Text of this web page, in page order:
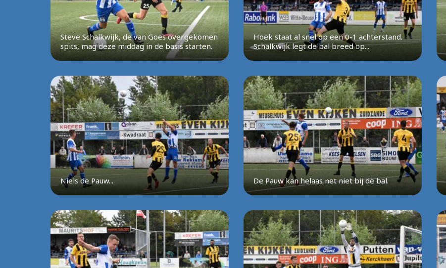
Steve Schalkwijk, de van Goes overgekomen
spits, mag deze middag in de basis starten.
Hoek staat al snel op een 0-1 achterstand.
Schalkwijk legt de bal breed op...
Niels de Pauw.... De Pauw kan helaas net niet bij de bal.